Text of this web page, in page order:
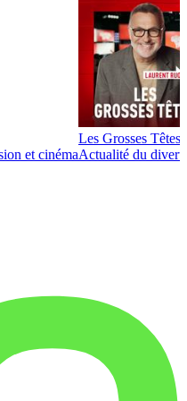
et cinéma
Les Grosses Têtes
Actualité du